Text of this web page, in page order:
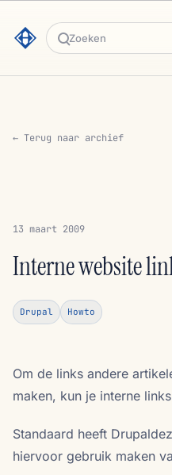
Zoeken
← Terug naar archief
13 maart 2009
Interne website
Drupal Howto
Om de links andere
maken, kun je interne
Standaard heeft
hiervoor gebruik maken